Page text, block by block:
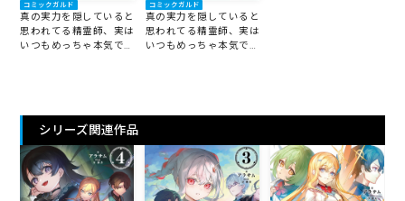
コミックガルド
真の実力を隠していると
思われてる精霊師、実は
いつもめっちゃ本気で戦
コミックガルド
真の実力を隠していると
思われてる精霊師、実は
いつもめっちゃ本気で戦
シリーズ関連作品